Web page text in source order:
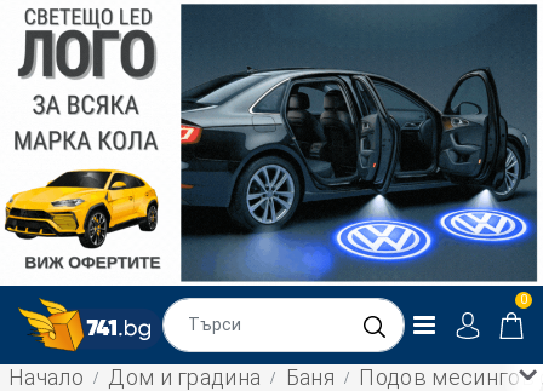
0
Начало Дом и градина Баня Подов месингов